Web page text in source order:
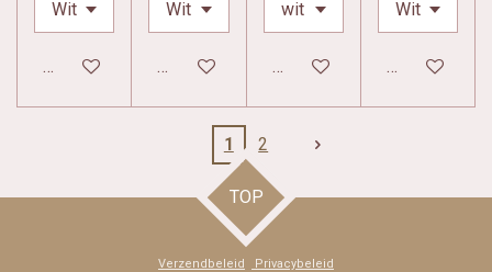
In winkelwagenIn winkelwagenIn winkelwagenIn
1 2
TOP
Verzendbeleid Privacybeleid